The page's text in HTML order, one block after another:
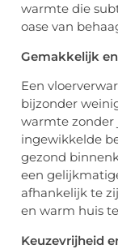
warmte die
oase van
Gemakkelijk
Een
bijzonder
warmte zonder
ingewikkelde
gezond
een
afhankelijk te
en warm huis
Keuzevrijheid